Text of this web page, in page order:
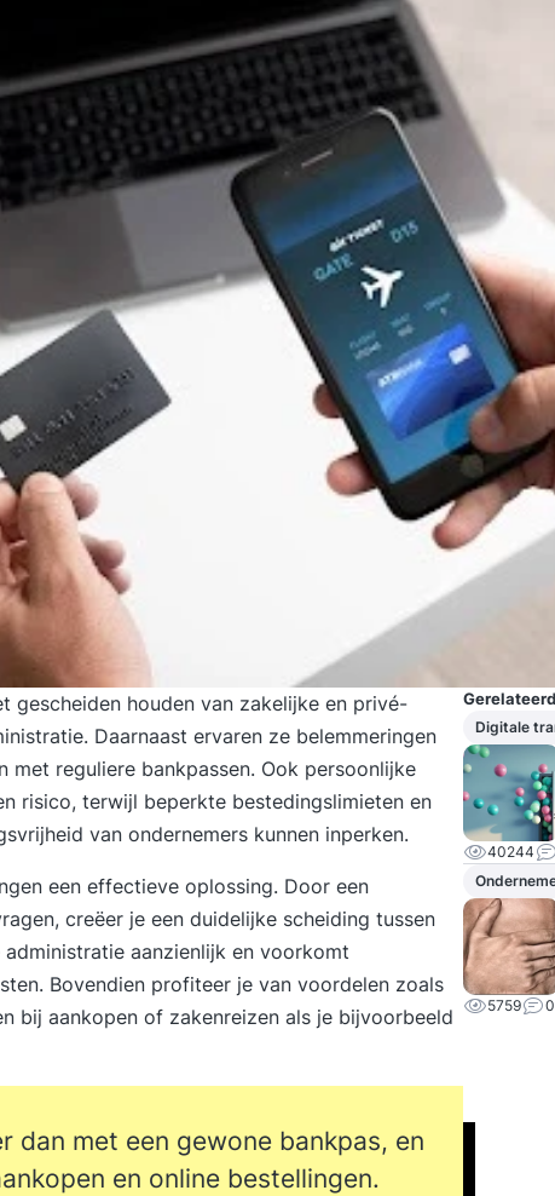
gescheiden houden van zakelijke en privé-
Daarnaast ervaren ze belemmeringen
met reguliere bankpassen. Ook persoonlijke
risico, terwijl beperkte bestedingslimieten en
van ondernemers kunnen inperken.
een effectieve oplossing. Door een
creëer je een duidelijke scheiding tussen
aanzienlijk en voorkomt
Bovendien profiteer je van voordelen zoals
bij aankopen of zakenreizen als je bijvoorbeeld
dan met een gewone bankpas, en
en online bestellingen.
Digitale
40244
5759 0